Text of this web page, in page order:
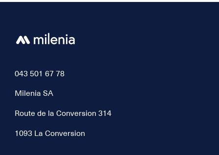
043 501 67 78
Milenia SA
Route de la Conversion 314
1093 La Conversion